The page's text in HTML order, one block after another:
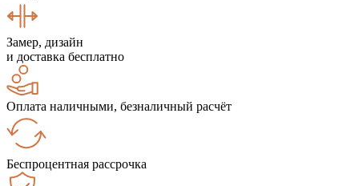
Замер, дизайн
и доставка бесплатно
Оплата наличными, безналичный расчёт
Беспроцентная рассрочка